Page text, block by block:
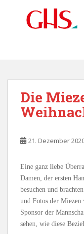
Die
21. Dezember
Eine ganz liebe
Damen, der ersten
besuchen und
und Fotos der
Sponsor der
sehen, wie diese